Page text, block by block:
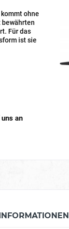
ohne
bewährten
Für das
ist sie
an